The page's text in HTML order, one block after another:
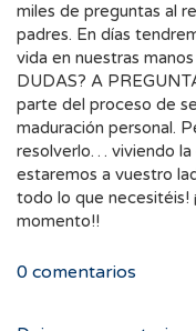
miles de preguntas al
padres. En días
vida en nuestras
DUDAS? A
parte del proceso de
maduración personal.
estaremos a vuestro
todo lo que necesitéis! ¡¡Enhorabuena disfrutad este vuestro
momento!!
0 comentarios